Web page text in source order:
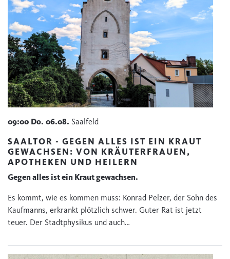
09:00 Do. 06.08. Saalfeld
SAALTOR - GEGEN ALLES IST EIN KRAUT
GEWACHSEN: VON KRÄUTERFRAUEN,
APOTHEKEN UND HEILERN
Gegen alles ist ein Kraut gewachsen.
Es kommt, wie es kommen muss: Konrad Pelzer, der Sohn des
Kaufmanns, erkrankt plötzlich schwer. Guter Rat ist jetzt
teuer. Der Stadtphysikus und auch…